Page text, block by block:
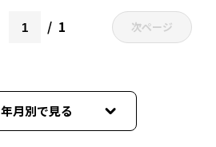
1 次ページ
年月別で見る